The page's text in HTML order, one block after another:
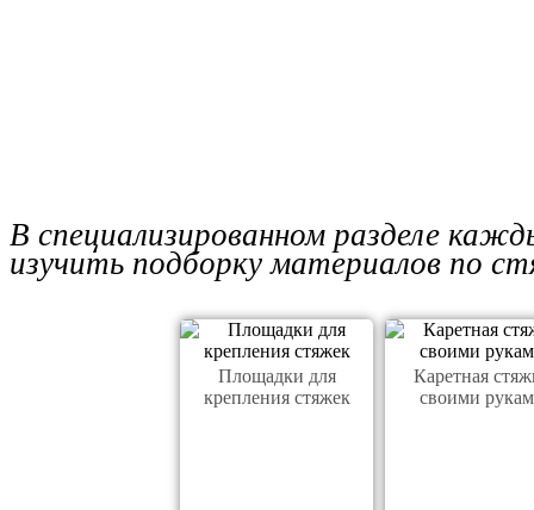
В специализированном разделе
изучить подборку материалов по
Площадки для
крепления стяжек
Каретная
своими